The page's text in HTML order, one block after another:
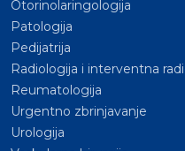
Otorinolaringologija
Patologija
Pedijatrija
Radiologija i interventna
Reumatologija
Urgentno zbrinjavanje
Urologija